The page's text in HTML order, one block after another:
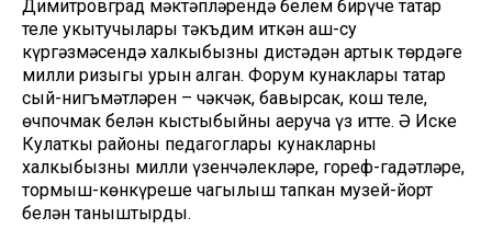
Димитровград мәктәпләрендә белем бирүче татар
теле укытучылары тәкъдим иткән аш-су
күргәзмәсендә халкыбызның дистәдән артык төрдәге
милли ризыгы урын алган. Форум кунаклары татар
сый-нигъмәтләрен – чәкчәк, бавырсак, кош теле,
өчпочмак белән кыстыбыйны аеруча үз итте. Ә Иске
Кулаткы районы педагоглары кунакларны
халкыбызның милли үзенчәлекләре, гореф-гадәтләре,
тормыш-көнкүреше чагылыш тапкан музей-йорт
белән таныштырды.